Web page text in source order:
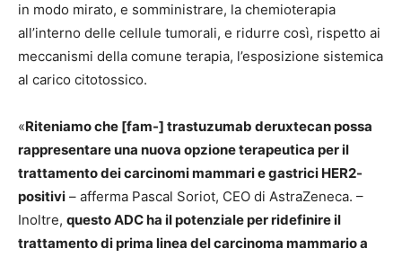
in modo mirato, e somministrare, la chemioterapia
all’interno delle cellule tumorali, e ridurre così, rispetto ai
meccanismi della comune terapia, l’esposizione sistemica
al carico citotossico.
«Riteniamo che [fam-] trastuzumab deruxtecan possa
rappresentare una nuova opzione terapeutica per il
trattamento dei carcinomi mammari e gastrici HER2-
positivi – afferma Pascal Soriot, CEO di AstraZeneca. –
Inoltre, questo ADC ha il potenziale per ridefinire il
trattamento di prima linea del carcinoma mammario a